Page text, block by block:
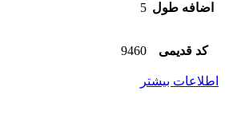
اضافه طول 5
کد قدیمی 9460
اطلاعات بیشتر